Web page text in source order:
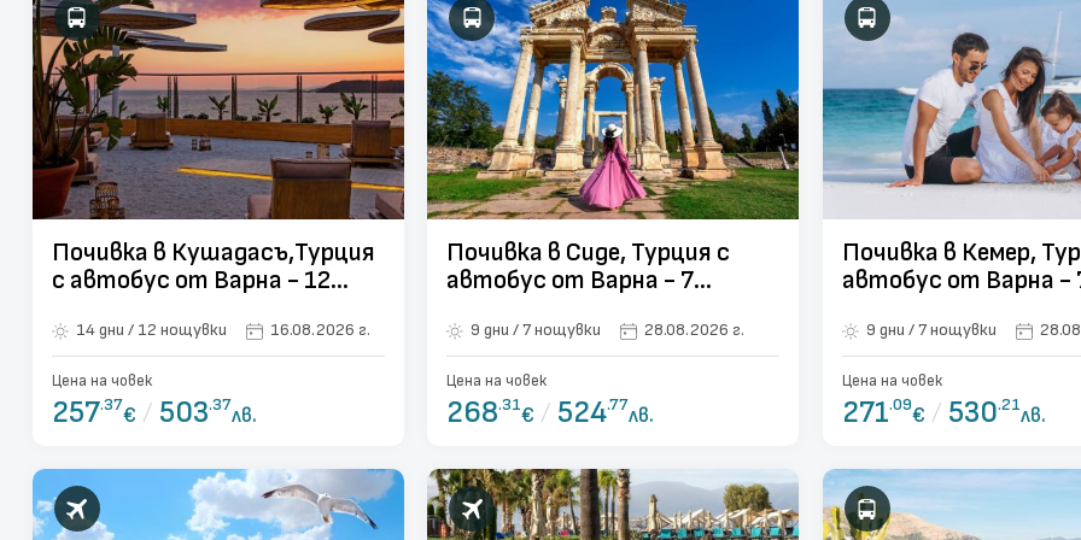
Почивка в Кушадасъ,Турция
с автобус от Варна - 12
14 дни / 12 нощувки 16.08.2026 г.
Цена на човек
257.37€ / 503.37лв.
Почивка в Сиде, Турция с
автобус от Варна - 7
9 дни / 7 нощувки 28.08.2026 г.
Цена на човек
268.31€ / 524.77лв.
Почивка в Кемер,
автобус от Варна -
9 дни / 7 нощувки
Цена на човек
271.09€ / 530.21лв.